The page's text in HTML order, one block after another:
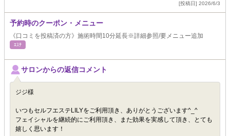
[投稿日] 2026/6/3
予約時のクーポン・メニュー
《口コミを投稿済の方》施術時間10分延長※詳細参照/要メニュー追加
ｴｽﾃ
サロンからの返信コメント
ジジ様
いつもセルフエステLILYをご利用頂き、ありがとうございます^_^
フェイシャルを継続的にご利用頂き、また効果を実感して頂き、とても
嬉しく思います！